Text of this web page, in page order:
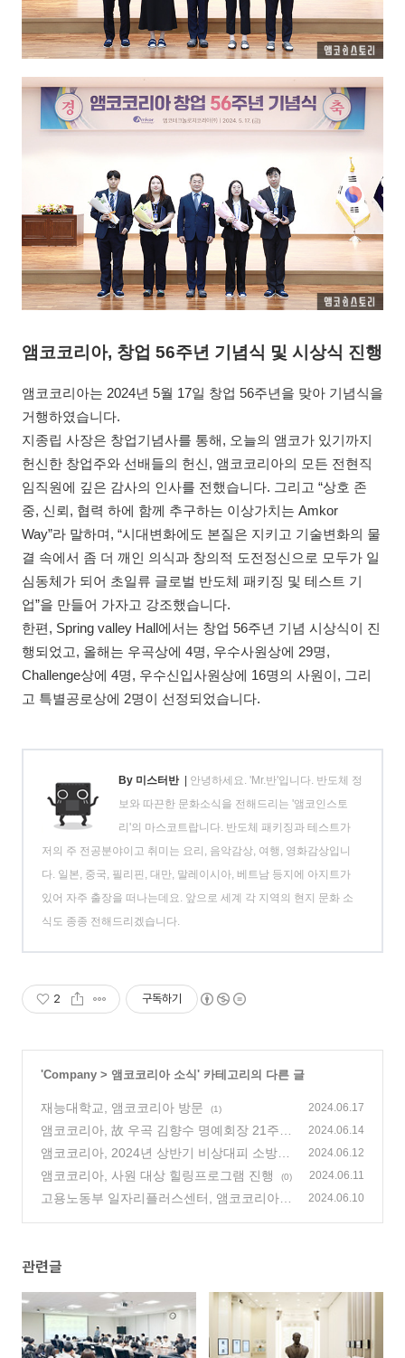
앰코코리아, 창업 56주년 기념식 및 시상식 진행
앰코코리아는 2024년 5월 17일 창업 56주년을 맞아 기념식을
거행하였습니다.
지종립 사장은 창업기념사를 통해, 오늘의 앰코가 있기까지
헌신한 창업주와 선배들의 헌신, 앰코코리아의 모든 전현직
임직원에 깊은 감사의 인사를 전했습니다. 그리고 “상호 존
중, 신뢰, 협력 하에 함께 추구하는 이상가치는 Amkor
Way”라 말하며, “시대변화에도 본질은 지키고 기술변화의 물
결 속에서 좀 더 깨인 의식과 창의적 도전정신으로 모두가 일
심동체가 되어 초일류 글로벌 반도체 패키징 및 테스트 기
업”을 만들어 가자고 강조했습니다.
한편, Spring valley Hall에서는 창업 56주년 기념 시상식이 진
행되었고, 올해는 우곡상에 4명, 우수사원상에 29명,
Challenge상에 4명, 우수신입사원상에 16명의 사원이, 그리
고 특별공로상에 2명이 선정되었습니다.
By 미스터반 | 안녕하세요. 'Mr.반'입니다. 반도체 정
보와 따끈한 문화소식을 전해드리는 '앰코인스토
리'의 마스코트랍니다. 반도체 패키징과 테스트가
저의 주 전공분야이고 취미는 요리, 음악감상, 여행, 영화감상입니
다. 일본, 중국, 필리핀, 대만, 말레이시아, 베트남 등지에 아지트가
있어 자주 출장을 떠나는데요. 앞으로 세계 각 지역의 현지 문화 소
식도 종종 전해드리겠습니다.
2 구독하기
'Company > 앰코코리아 소식' 카테고리의 다른 글
재능대학교, 앰코코리아 방문 (1) 2024.06.17
앰코코리아, 故 우곡 김향수 명예회장 21주기
추모식
(0)
2024.06.14
앰코코리아, 2024년 상반기 비상대피 소방훈
련 실시
(0)
2024.06.12
앰코코리아, 사원 대상 힐링프로그램 진행 (0) 2024.06.11
고용노동부 일자리플러스센터, 앰코코리아
2024.06.10
관련글